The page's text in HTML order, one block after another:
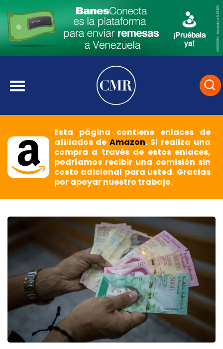
Esta página contiene enlaces de
afiliados deAmazon. Si realiza una
compra a través de estos enlaces,
podríamos recibir una comisión sin
costo adicional para usted. Gracias
por apoyar nuestro trabajo.